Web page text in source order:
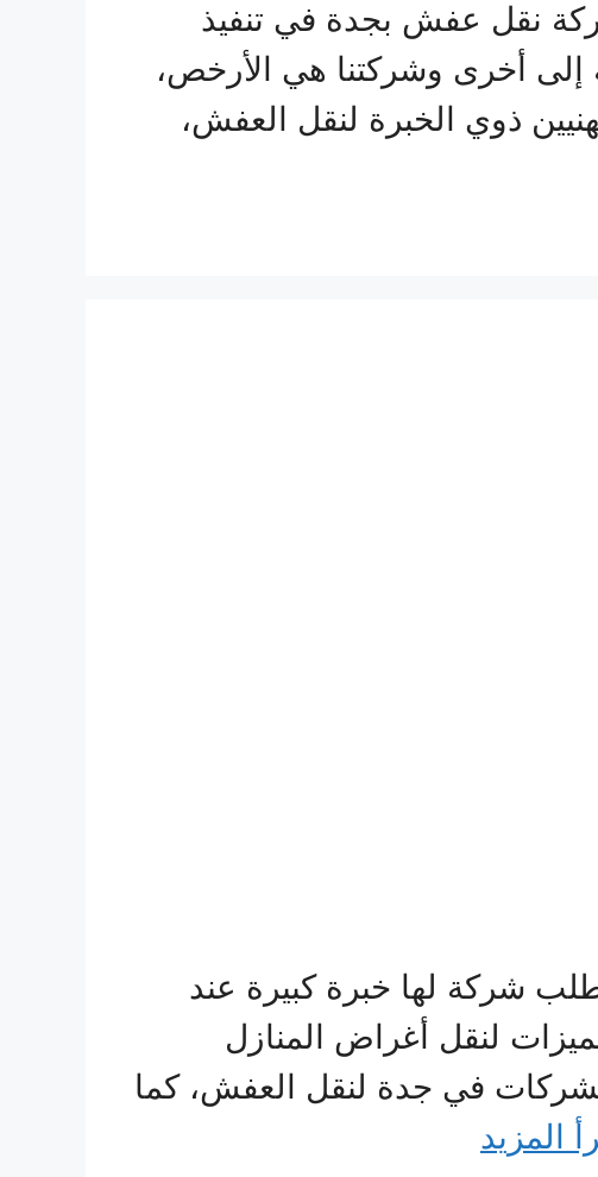
نقل عفش بجدة في تنفيذ
أخرى وشركتنا هي الأرخص،
ذوي الخبرة لنقل العفش،
شركة لها خبرة كبيرة عند
لنقل أغراض المنازل
في جدة لنقل العفش، كما
المزيد